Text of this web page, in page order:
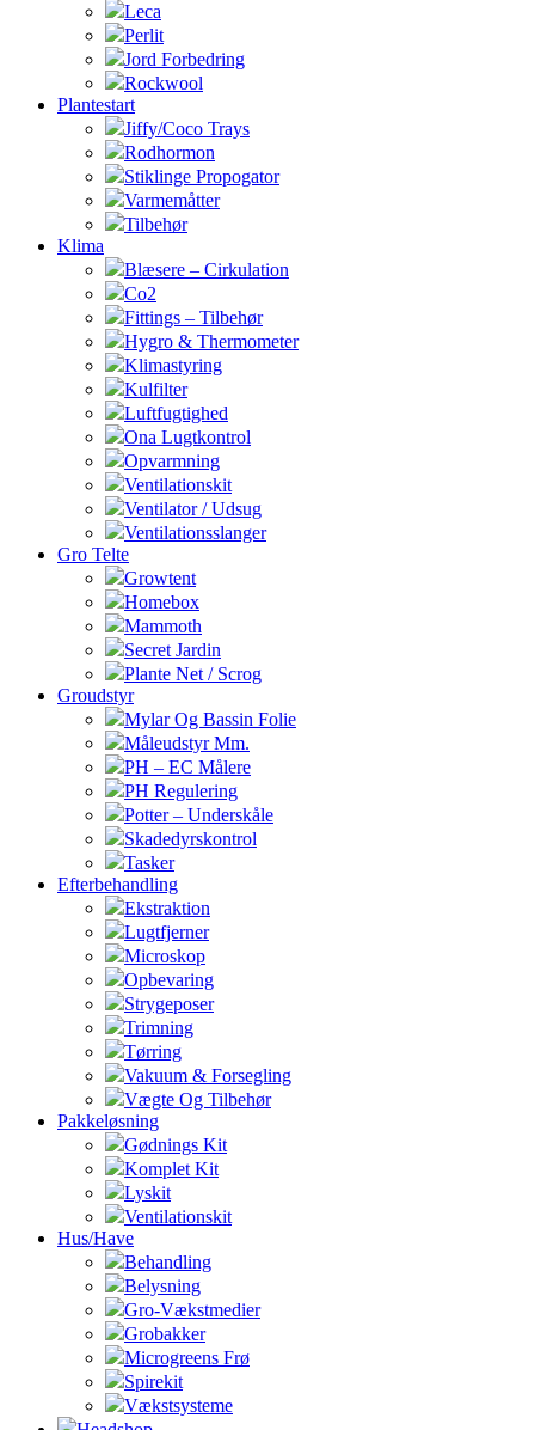
Leca
Perlit
Jord Forbedring
Rockwool
Plantestart
Jiffy/Coco Trays
Rodhormon
Stiklinge Propogator
Varmemåtter
Tilbehør
Klima
Blæsere – Cirkulation
Co2
Fittings – Tilbehør
Hygro & Thermometer
Klimastyring
Kulfilter
Luftfugtighed
Ona Lugtkontrol
Opvarmning
Ventilationskit
Ventilator / Udsug
Ventilationsslanger
Gro Telte
Growtent
Homebox
Mammoth
Secret Jardin
Plante Net / Scrog
Groudstyr
Mylar Og Bassin Folie
Måleudstyr Mm.
PH – EC Målere
PH Regulering
Potter – Underskåle
Skadedyrskontrol
Tasker
Efterbehandling
Ekstraktion
Lugtfjerner
Microskop
Opbevaring
Strygeposer
Trimning
Tørring
Vakuum & Forsegling
Vægte Og Tilbehør
Pakkeløsning
Gødnings Kit
Komplet Kit
Lyskit
Ventilationskit
Hus/Have
Behandling
Belysning
Gro-Vækstmedier
Grobakker
Microgreens Frø
Spirekit
Vækstsysteme